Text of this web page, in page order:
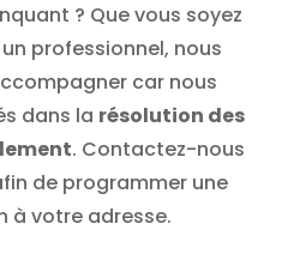
? Que vous soyez
professionnel, nous
car nous
dans la résolution des
. Contactez-nous
de programmer une
à votre adresse.